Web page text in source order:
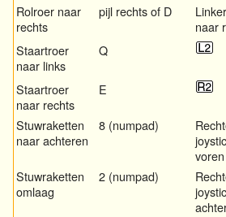
Rolroer naar
rechts
pijl rechts of D
naar
Staartroer
naar links
Q
Staartroer
naar rechts
E
Stuwraketten
naar achteren
8 (numpad)
voren
Stuwraketten
omlaag
2 (numpad)